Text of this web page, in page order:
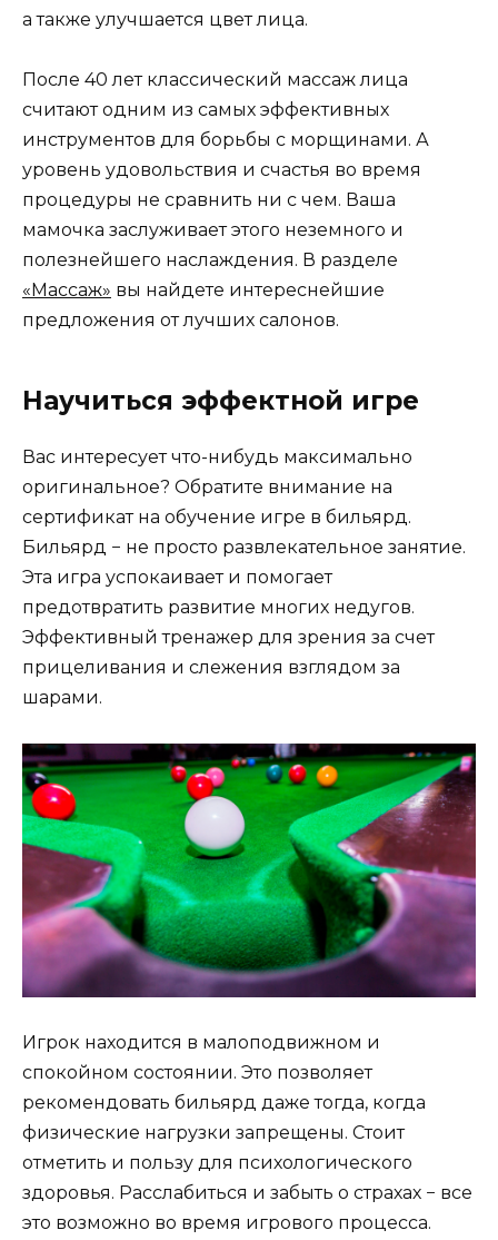
а также улучшается цвет лица.
После 40 лет классический массаж лица
считают одним из самых эффективных
инструментов для борьбы с морщинами. А
уровень удовольствия и счастья во время
процедуры не сравнить ни с чем. Ваша
мамочка заслуживает этого неземного и
полезнейшего наслаждения. В разделе
«Массаж» вы найдете интереснейшие
предложения от лучших салонов.
Научиться эффектной игре
Вас интересует что-нибудь максимально
оригинальное? Обратите внимание на
сертификат на обучение игре в бильярд.
Бильярд − не просто развлекательное занятие.
Эта игра успокаивает и помогает
предотвратить развитие многих недугов.
Эффективный тренажер для зрения за счет
прицеливания и слежения взглядом за
шарами.
Игрок находится в малоподвижном и
спокойном состоянии. Это позволяет
рекомендовать бильярд даже тогда, когда
физические нагрузки запрещены. Стоит
отметить и пользу для психологического
здоровья. Расслабиться и забыть о страхах − все
это возможно во время игрового процесса.